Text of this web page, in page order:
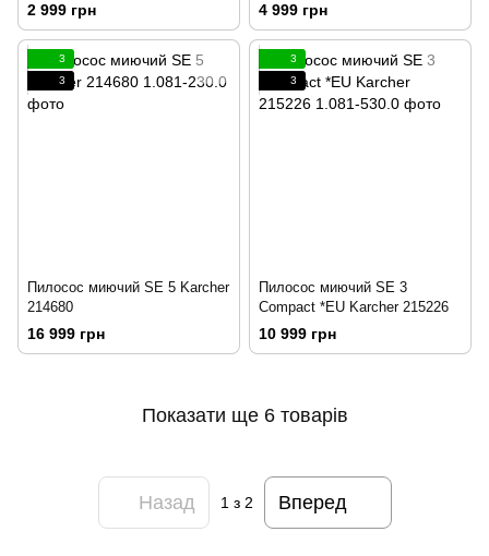
2 999 грн 4 999 грн
3
3
Пилосос миючий SE 5 Karcher
214680
16 999 грн
3
3
Пилосос миючий SE 3
Compact *EU Karcher 215226
10 999 грн
Показати ще 6 товарів
Назад 1з 2 Вперед